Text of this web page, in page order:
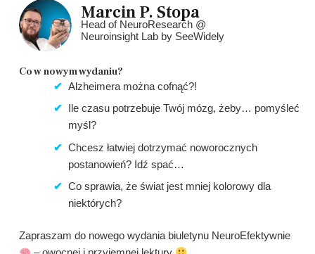
Marcin P. Stopa
Head of NeuroResearch @
Neuroinsight Lab by SeeWidely
Co w nowym wydaniu?​
Alzheimera można cofnąć?!
Ile czasu potrzebuje Twój mózg, żeby… pomyśleć
myśl?
Chcesz łatwiej dotrzymać noworocznych
postanowień? Idź spać…
Co sprawia, że świat jest mniej kolorowy dla
niektórych?
Zapraszam do nowego wydania biuletynu NeuroEfektywnie